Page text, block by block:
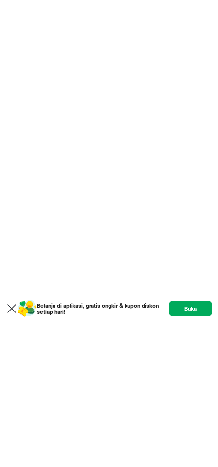
Belanja di aplikasi, gratis ongkir & kupon diskon
setiap hari!
Buka